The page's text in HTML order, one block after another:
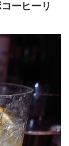
ーヒーリ